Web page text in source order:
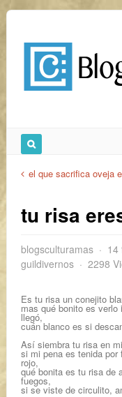
el que sacrifica oveja
tu risa
blogsculturamas 14
guildivernos
2298
Es tu risa un conejito
mas qué bonito es
llegó,
cuán blanco es si
Así siembra tu risa en
si mi pena es tenida por
rojo,
qué bonita es tu risa de
fuegos,
si se viste de circulito,